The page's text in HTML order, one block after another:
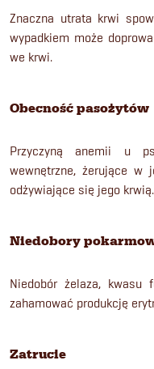
Znaczna utrata krwi
wypadkiem może
we krwi.
Obecność pasożytów
Przyczyną anemii u
wewnętrzne, żerujące w
odżywiające się jego krwią.
Niedobory
Niedobór żelaza, kwasu
zahamować produkcję
Zatrucie